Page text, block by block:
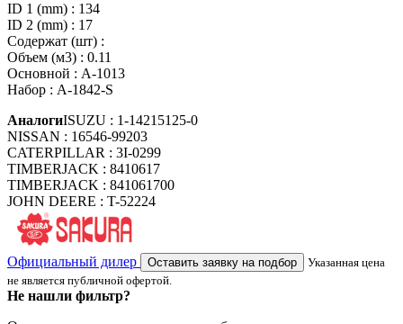
ID 1 (mm) : 134
ID 2 (mm) : 17
Содержат (шт) :
Объем (м3) : 0.11
Основной : A-1013
Набор : A-1842-S
АналогиISUZU : 1-14215125-0
NISSAN : 16546-99203
CATERPILLAR : 3I-0299
TIMBERJACK : 8410617
TIMBERJACK : 841061700
JOHN DEERE : T-52224
Официальный дилер Оставить заявку на подбор
Указанная цена
не является публичной офертой.
Не нашли фильтр?